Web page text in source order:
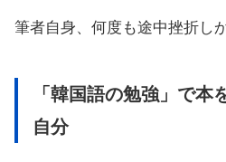
筆者自身、何度も途中挫折し
「韓国語の勉強」で本
自分